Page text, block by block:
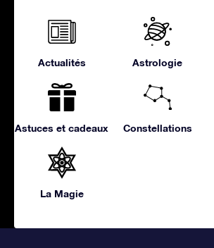
Actualités Astrologie
Astuces et cadeaux Constellations
La Magie